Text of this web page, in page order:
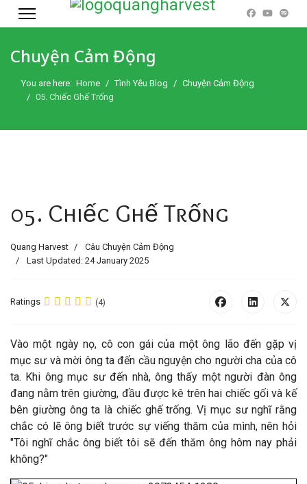
Chuyện Cảm Động
You are here: Home Tình Yêu Blog
Chuyện Cảm Động
05. Chiếc Ghế Trống
05. Chiếc Ghế Trống
Quang Harvest
Câu Chuyện Cảm Động
Last Updated: 24 January 2025
Ratings (4)
Vào một ngày nọ, cô con gái của một ông lão đến gặp vị
mục sư và mời ông ta đến cầu nguyện cho người cha của cô
ta. Khi ông mục sư đến nhà, ông thấy một người đàn ông
đang nằm trên giường, đầu được kê trên hai chiếc gối và kế
bên giường ông ta là chiếc ghế trống. Vị mục sư nghĩ rằng
chắc có lẽ ông biết trước sự viếng thăm của mình, nên hỏi
"Tôi nghĩ chắc ông biết tôi sẽ đến thăm ông hôm nay phải
không?"